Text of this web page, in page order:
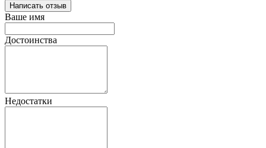
Написать отзыв
Ваше имя
Достоинства
Недостатки